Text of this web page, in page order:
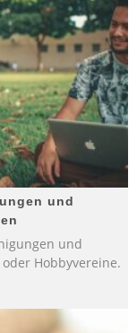
und
und
Hobbyvereine.